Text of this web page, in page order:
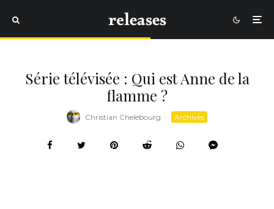
Série télévisée : Qui est Anne de la
flamme ?
Christian Chelebourg · Archives